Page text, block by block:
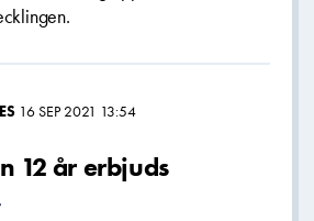
16 SEP 2021 13:54
12 år erbjuds